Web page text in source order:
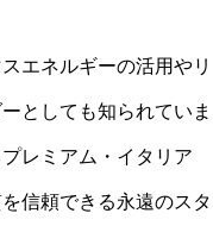
エネルギーの活用やリ
としても知られていま
レミアム・イタリア
信頼できる永遠のスタ